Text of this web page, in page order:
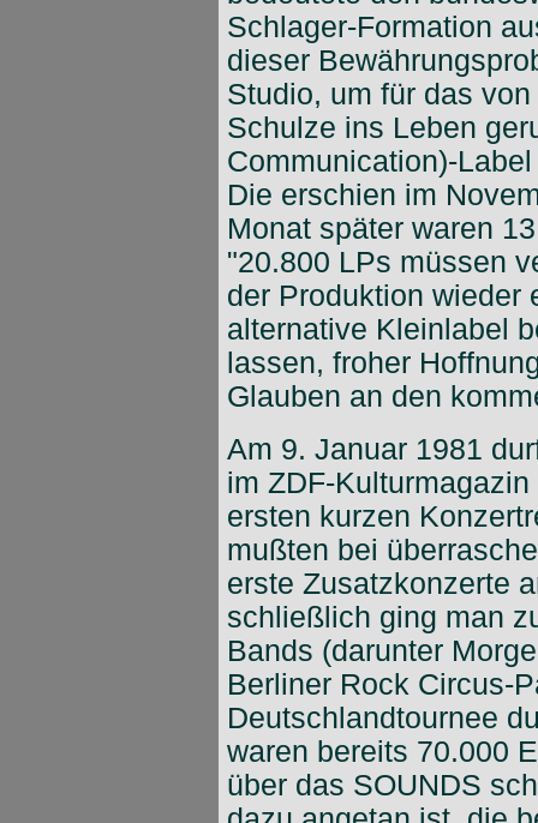
Schlager-Formation
dieser
Studio, um für das
Schulze ins Leben
Communication)-
Die erschien im
Monat später waren
"20.800 LPs müssen
der Produktion wieder
alternative Kleinlabel
lassen, froher
Glauben an den
Am 9. Januar 1981
im ZDF-
ersten kurzen
mußten bei
erste Zusatzkonzerte
schließlich ging man
Bands (darunter
Berliner Rock Circus-
Deutschlandtournee
waren bereits 70.000
über das SOUNDS